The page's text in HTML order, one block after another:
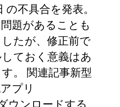
不具合を発表。
題があることも
たが、修正前で
ておく意義はあ
。 関連記事新型
プリ
ウンロードする